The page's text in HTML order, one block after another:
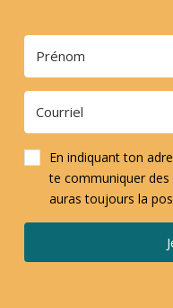
En indiquant ton
te communiquer
auras toujours la